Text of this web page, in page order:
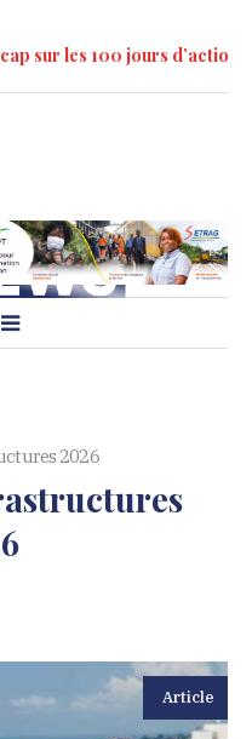
100 jours d’action »
2026
Article